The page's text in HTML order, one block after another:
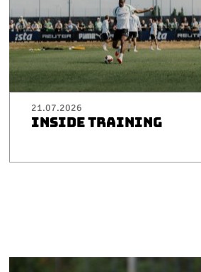
21.07.2026
INSIDE TRAINING